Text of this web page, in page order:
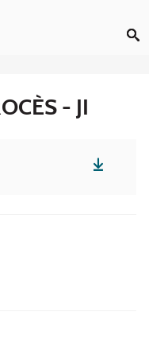
- JI